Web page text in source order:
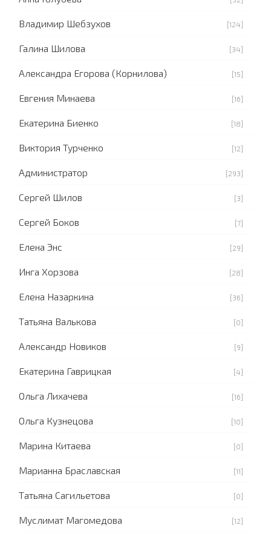
Владимир Шебзухов [124]
Галина Шилова [34]
Александра Егорова (Корнилова) [15]
Евгения Минаева [16]
Екатерина Биенко [18]
Виктория Турченко [12]
Администратор [293]
Сергей Шилов [3]
Сергей Боков [7]
Елена Энс [29]
Инга Хорзова [28]
Елена Назаркина [36]
Татьяна Валькова [0]
Александр Новиков [9]
Екатерина Гаврицкая [4]
Ольга Лихачева [16]
Ольга Кузнецова [10]
Марина Китаева [0]
Марианна Браславская [11]
Татьяна Сагильетова [0]
Муслимат Магомедова [12]